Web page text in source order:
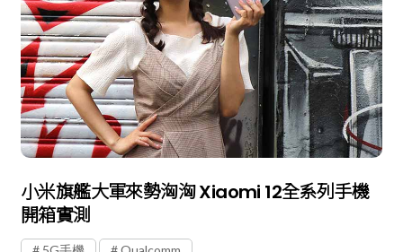
小米旗艦大軍來勢洶洶 Xiaomi 12全系列手機
開箱實測